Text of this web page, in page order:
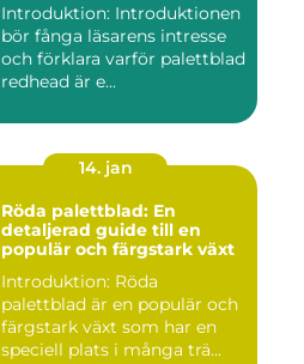
Introduktion: Introduktionen
bör fånga läsarens intresse
och förklara varför palettblad
redhead är e...
14. jan
Röda palettblad: En
detaljerad guide till en
populär och färgstark växt
Introduktion: Röda
palettblad är en populär och
färgstark växt som har en
speciell plats i många trä...